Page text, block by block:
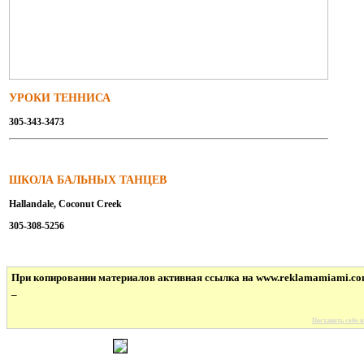
УРОКИ ТЕННИСА
305-343-3473
ШКОЛА БАЛЬНЫХ ТАНЦЕВ
Hallandale, Coconut Creek
305-308-5256
При копировании материалов активная ссылка на
Поставить себе